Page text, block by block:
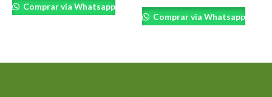
Comprar via Whatsapp
Comprar via Whatsapp